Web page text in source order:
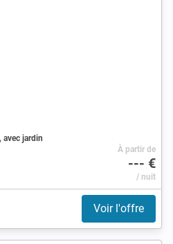
avec jardin
À partir de
--- €
/ nuit
Voir l'offre